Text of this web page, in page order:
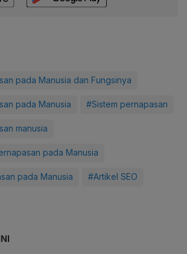
pada Manusia dan Fungsinya
pada Manusia #Sistem pernapasan
manusia
pada Manusia
pada Manusia #Artikel SEO